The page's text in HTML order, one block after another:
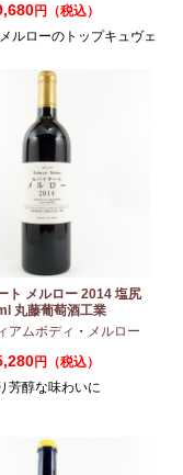
円（税込）
ルローのトップキュヴェ
ネ
ト メルロー 2014 塩尻
丸藤葡萄酒工業
アムボディ ・ メルロー
円（税込）
芳醇な味わいに